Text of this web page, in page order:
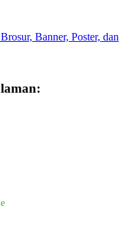
Banner, Poster, dan